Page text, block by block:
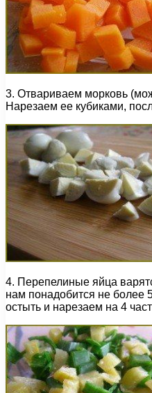
3. Отвариваем морковь
Нарезаем ее кубиками,
4. Перепелиные яйца
нам понадобится не более
остыть и нарезаем на 4